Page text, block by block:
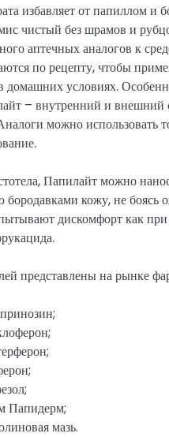
избавляет от папиллом и
чистый без шрамов и
аптечных аналогов к
по рецепту, чтобы
домашних условиях.
– внутренний и внешний
можно использовать
Папилайт можно
кожу, не боясь
дискомфорт как при
представлены на рынке
Папидерм;
мазь.